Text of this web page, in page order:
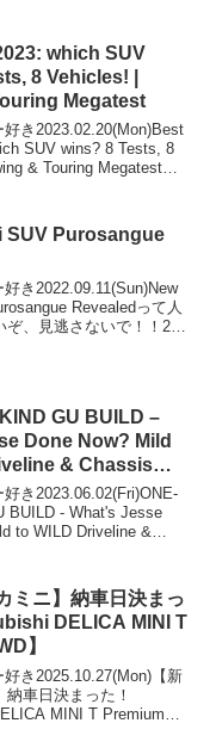
which SUV
8 Vehicles! |
Megatest
き2023.02.20(Mon)Best
SUV wins? 8 Tests, 8
& Touring Megatestっ
SUV Purosangue
き2022.09.11(Sun)New
Revealedって人
ぞ、見逃さないで！！2:
GU BUILD –
Done Now? Mild
& Chassis
き2023.06.02(Fri)ONE-
BUILD - What's Jesse
to WILD Driveline &
ミニ】納車日決まっ
DELICA MINI T
】
き2025.10.27(Mon)【新
車日決まった！
MINI T Premium